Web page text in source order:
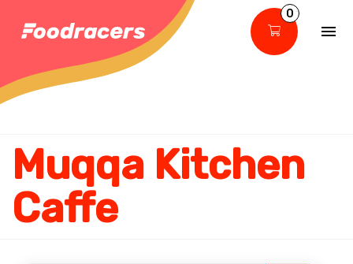
0
Muqqa Kitchen
Caffe